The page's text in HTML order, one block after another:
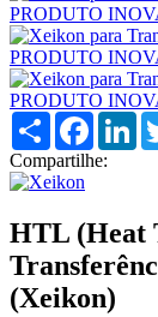
Compartilhar
Compartilhe:
HTL (Heat
(Xeikon)